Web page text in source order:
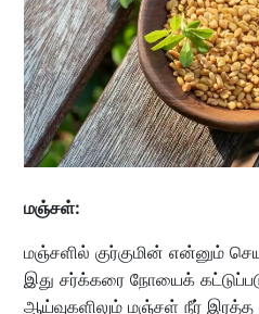
மஞ்சள்:
மஞ்சளில் குர்குமின் என்னும்
இது சர்க்கரை நோயைக்
ஆய்வுகளிலும் மஞ்சள் நீர்